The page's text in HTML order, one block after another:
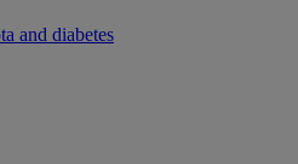
and diabetes